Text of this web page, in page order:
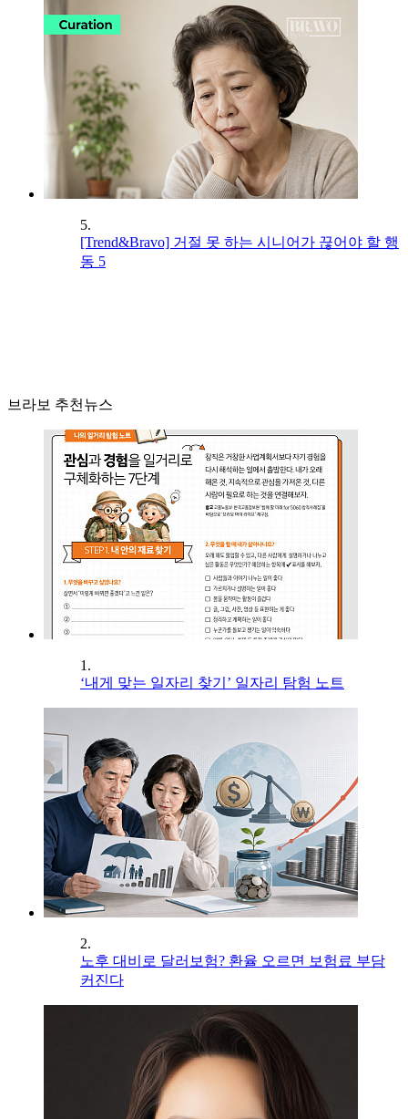
5.
[Trend&Bravo] 거절 못 하는 시니어가 끊어야 할 행
동 5
브라보 추천뉴스
1.
‘내게 맞는 일자리 찾기’ 일자리 탐험 노트
2.
노후 대비로 달러보험? 환율 오르면 보험료 부담
커진다